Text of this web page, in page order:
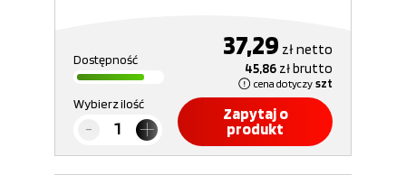
Dostępność 37,29 złnetto
45,86 złbrutto
cena dotyczy szt
Wybierz ilość
Zapytaj o
produkt